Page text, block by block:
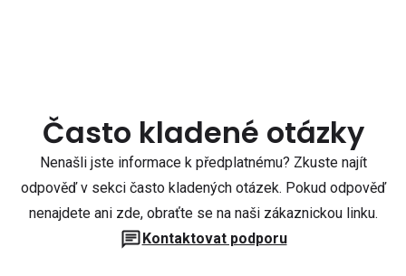
Často kladené otázky
Nenašli jste informace k předplatnému? Zkuste najít
odpověď v sekci často kladených otázek. Pokud odpověď
nenajdete ani zde, obraťte se na naši zákaznickou linku.
Kontaktovat podporu